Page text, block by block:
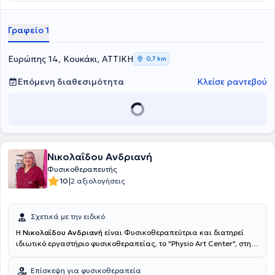
προσωπικό, των οποίων κύριο μέλημα είναι η θεραπεία και η
Γραφείο 1
Ευρώπης 14, Κουκάκι, ΑΤΤΙΚΗ 0,7 km
Επόμενη διαθεσιμότητα Κλείσε ραντεβού
Νικολαΐδου Ανδριανή
Φυσικοθεραπευτής
10|2 αξιολογήσεις
Σχετικά με την ειδικό
Η Νικολαΐδου Ανδριανή είναι Φυσικοθεραπεύτρια και διατηρεί
ιδιωτικό εργαστήριο φυσικοθεραπείας, το "Physio Art Center", στη
Ίδρυμα Αθηνών, ενώ θήτευσε κατά τη διάρκεια των σπουδών της
Επίσκεψη για φυσικοθεραπεία